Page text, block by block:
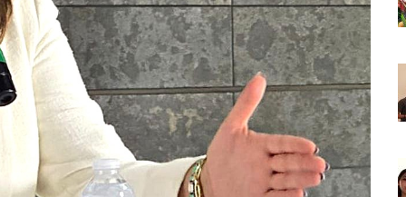
De Tritones Vallarta; Será Financiado Por Privados
En Puerto Vallarta, ¿para Quiénes Aplica Y Cómo Tramitarlas?
Explosión De Una Pipa En Tlaquepaque (VIDEO)
De La Cuarta Transformación A Puerto Vallarta Y Tomatlán
En El Estero El Salado Por Su 26 Aniversario
PriceAgencies Awards 2026 En Ciudad De México
En Puerto Vallarta Para Emprendedores Y Ciudadanía
Integrar La Planilla Del PAN Vallarta Para El 2027